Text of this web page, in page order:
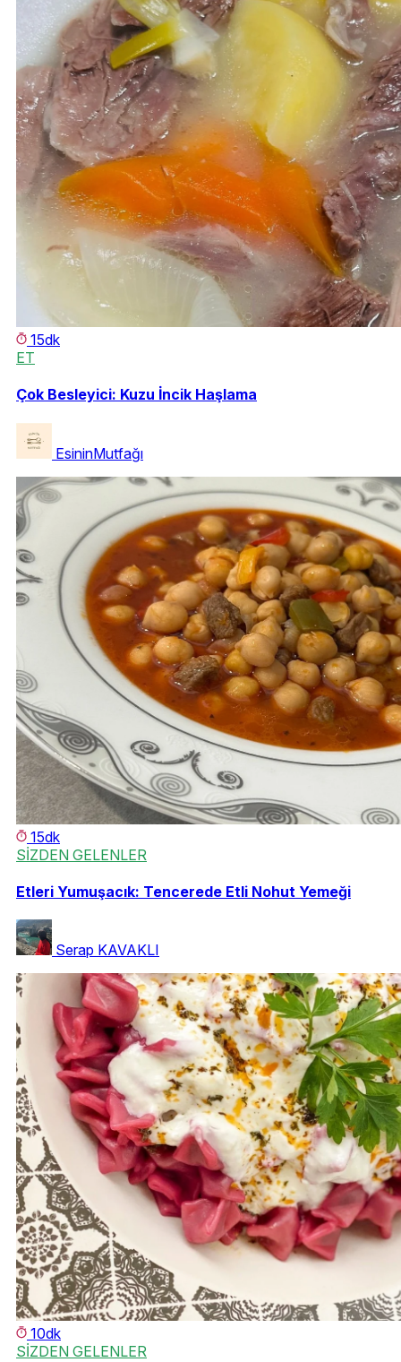
15dk
ET
Çok Besleyici: Kuzu İncik Haşlama
EsininMutfağı
15dk
SİZDEN GELENLER
Etleri Yumuşacık: Tencerede Etli Nohut Yemeği
Serap KAVAKLI
10dk
SİZDEN GELENLER